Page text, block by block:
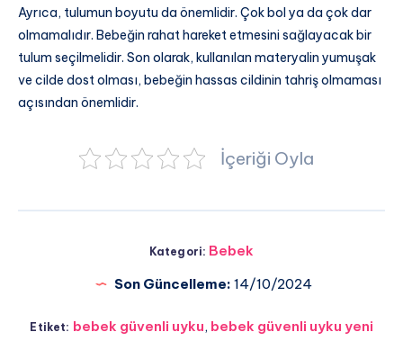
Ayrıca, tulumun boyutu da önemlidir. Çok bol ya da çok dar
olmamalıdır. Bebeğin rahat hareket etmesini sağlayacak bir
tulum seçilmelidir. Son olarak, kullanılan materyalin yumuşak
ve cilde dost olması, bebeğin hassas cildinin tahriş olmaması
açısından önemlidir.
İçeriği Oyla
Kategori: Bebek
Son Güncelleme: 14/10/2024
Etiket: bebek güvenli uyku, bebek güvenli uyku yeni